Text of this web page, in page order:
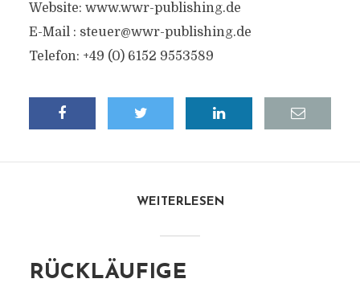
Website: www.wwr-publishing.de
E-Mail : steuer@wwr-publishing.de
Telefon: +49 (0) 6152 9553589
WEITERLESEN
RÜCKLÄUFIGE